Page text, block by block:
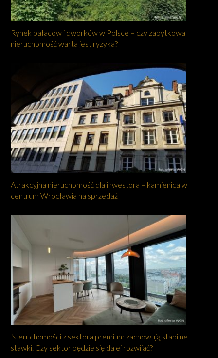
Rynek pałaców i dworków w Polsce – czy zabytkowa
nieruchomość warta jest ryzyka?
Atrakcyjna nieruchomość dla inwestora – kamienica w
centrum Wrocławia na sprzedaż
Nieruchomości z sektora premium zachowują stabilne
stawki. Czy sektor będzie się dalej rozwijać?